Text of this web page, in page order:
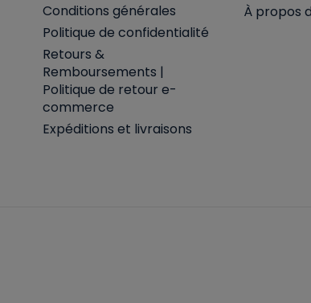
Conditions générales
Politique de confidentialité
Retours &
Remboursements |
Politique de retour e-
commerce
Expéditions et livraisons
À propos